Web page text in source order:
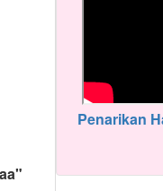
Penarikan